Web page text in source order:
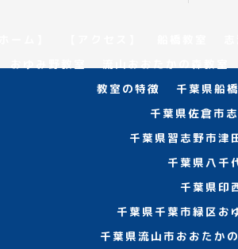
教室の特徴
千葉県船
千葉県佐倉市
千葉県習志野市津
千葉県八千
千葉県印
千葉県千葉市緑区お
千葉県流山市おおたか